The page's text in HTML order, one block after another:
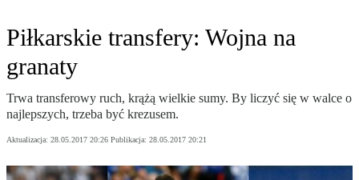
Piłkarskie transfery: Wojna na
granaty
Trwa transferowy ruch, krążą wielkie sumy. By liczyć się w walce o
najlepszych, trzeba być krezusem.
Aktualizacja: 28.05.2017 20:26 Publikacja: 28.05.2017 20:21